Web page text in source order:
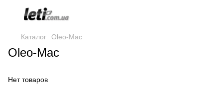
Каталог Oleo-Mac
Oleo-Mac
Нет товаров